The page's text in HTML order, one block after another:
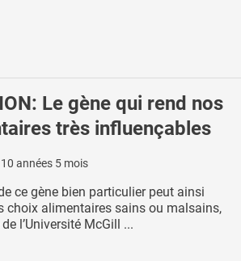
Le gène qui rend nos
très influençables
10 années 5 mois
ce gène bien particulier peut ainsi
choix alimentaires sains ou malsains,
l’Université McGill ...